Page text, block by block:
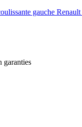
gauche Renault
garanties